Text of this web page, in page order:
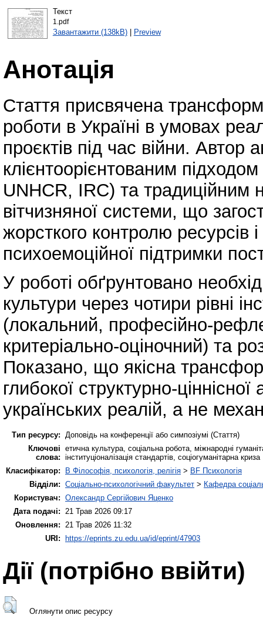
Текст
1.pdf
Завантажити (138kB)| Preview
Анотація
Стаття присвячена
роботи в Україні в умовах
проєктів під час війни. Автор
клієнтоорієнтованим
UNHCR, IRC) та
вітчизняної системи, що
жорсткого контролю ресурсів
психоемоційної підтримки
У роботі обґрунтовано
культури через чотири рівні
(локальний, професійно-
критеріально-оціночний) та
Показано, що якісна
глибокої структурно-
українських реалій, а не
Тип ресурсу: Доповідь на конференції або симпозіумі (Стаття)
Ключові
слова:
етична культура, соціальна робота, міжнародні
інституціоналізація стандартів, соціогуманітарна криза
Класифікатор:
B Філософія, психологія, релігія > BF Психологія
Відділи: Соціально-психологічний факультет > Кафедра
Користувач: Олександр Сергійович Яценко
Дата подачі: 21 Трав 2026 09:17
Оновлення: 21 Трав 2026 11:32
URI:
https://eprints.zu.edu.ua/id/eprint/47903
Дії ​​(потрібно ввійти)
Оглянути опис ресурсу